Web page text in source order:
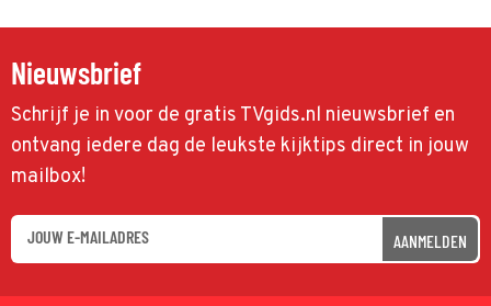
Nieuwsbrief
Schrijf je in voor de gratis TVgids.nl nieuwsbrief en
ontvang iedere dag de leukste kijktips direct in jouw
mailbox!
AANMELDEN